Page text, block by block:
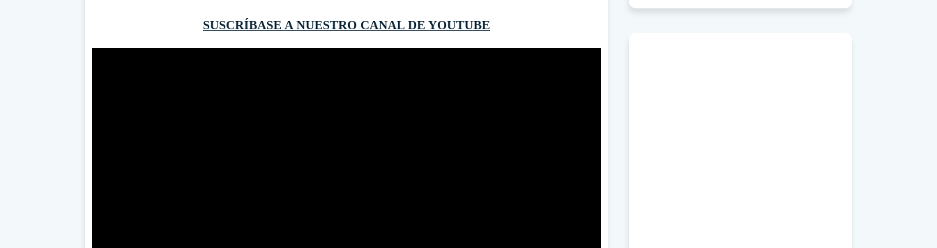
SUSCRÍBASE A NUESTRO CANAL DE YOUTUBE